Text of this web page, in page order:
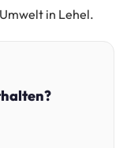
in Lehel.